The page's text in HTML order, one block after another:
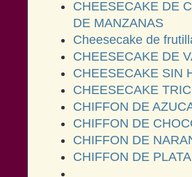
CHEESECAKE DE
DE MANZANAS
Cheesecake de
CHEESECAKE DE
CHEESECAKE SIN
CHEESECAKE
CHIFFON DE
CHIFFON DE
CHIFFON DE
CHIFFON DE